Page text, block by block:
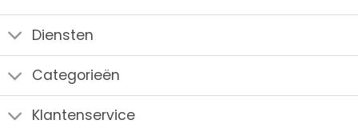
Diensten
Categorieën
Klantenservice